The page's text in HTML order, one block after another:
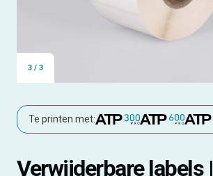
3 / 3
Te printen met:
Verwijderbare labels |